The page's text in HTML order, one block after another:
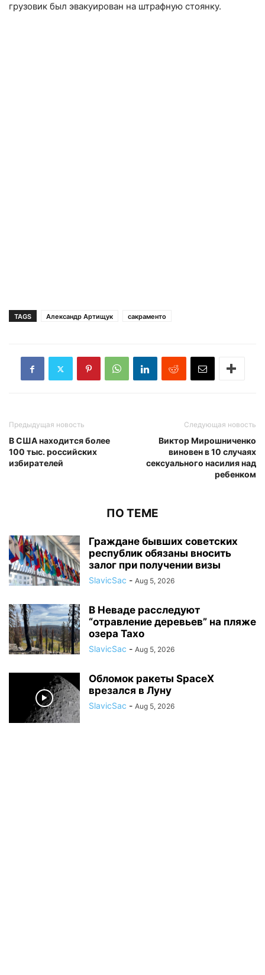
грузовик был эвакуирован на штрафную стоянку.
TAGS Александр Артищук сакраменто
Предыдущая новость
В США находится более
100 тыс. российских
избирателей
Следующая новость
Виктор Мирошниченко
виновен в 10 случаях
сексуального насилия над
ребенком
ПО ТЕМЕ
Граждане бывших советских
республик обязаны вносить
залог при получении визы
SlavicSac - Aug 5, 2026
В Неваде расследуют
“отравление деревьев” на пляже
озера Тахо
SlavicSac - Aug 5, 2026
Обломок ракеты SpaceX
врезался в Луну
SlavicSac - Aug 5, 2026